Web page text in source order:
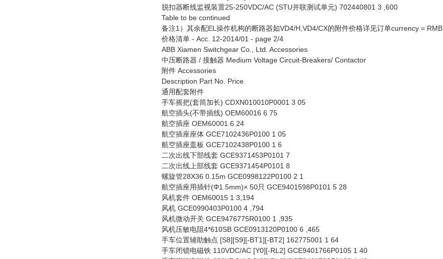
脱扣器断线监视装置25-250VDC/AC (STU并联测试单元) 702440801 3 ,600
Table to be continued
备注1）其余配EL操作机构的断路器如VD4/H,VD4/CX的附件价格详见订单currency = RMB
价格清单 - Acc. 12-2014/01 - page 2/4
ABB Xiamen Switchgear Co., Ltd. Accessories
中压断路器 / 接触器 Medium Voltage Circuit-Breakers/ Contactor
附件 Accessories
Description Part No. Price
通用配套附件
手车摇把(套筒加长) CDXN010010P0001 3 05
航空插头(不带插线) OEM60016 6 75
航空插座 OEM60001 6 24
航空插座座体 GCE7102436P0100 1 05
航空插座盖板 GCE7102438P0100 1 6
二次出线下部线套 GCE9371453P0101 7
二次出线上部线套 GCE9371454P0101 8
螺旋管28X36 0.15m GCE0998122P0100 2 1
航空插座用插针(Φ1.5mm)× 50只 GCE9401598P0101 5 28
风机套件 OEM60015 1 3,194
风机 GCE0990403P0100 4 ,794
风机微动开关 GCE9476775R0100 1 ,935
风机压敏电阻4*610SB GCE0913120P0100 6 ,465
手车位置辅助触点 [S8][S9][-BT1][-BT2] 162775001 1 64
手车闭锁电磁铁 110VDC/AC [Y0][-RL2] GCE9401766P0105 1 40